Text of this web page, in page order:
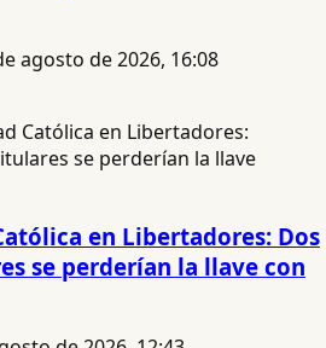
agosto de 2026, 16:08
en Libertadores: Dos
se perderían la llave con